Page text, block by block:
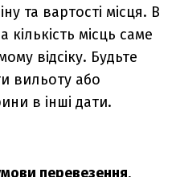
та вартості місця. В
кількість місць саме
відсіку. Будьте
вильоту або
в інші дати.
перевезення,